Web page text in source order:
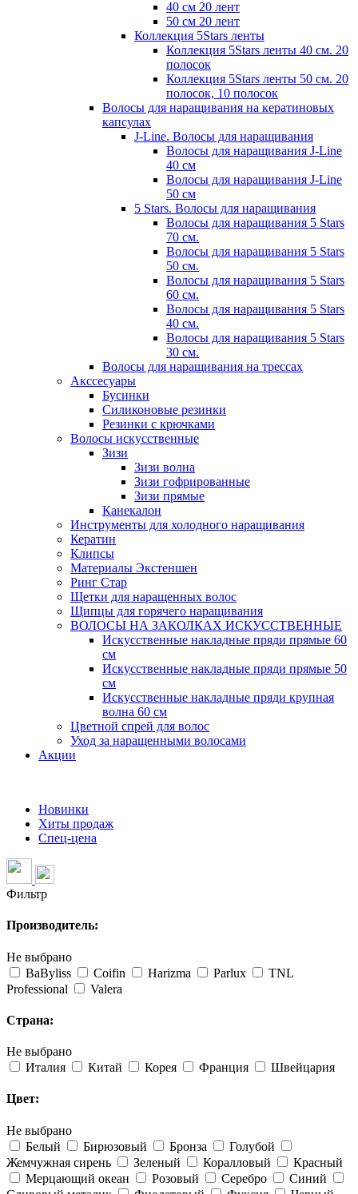
40 см 20 лент
50 см 20 лент
Коллекция 5Stars ленты
Коллекция 5Stars ленты 40 см. 20
полосок
Коллекция 5Stars ленты 50 см. 20
полосок, 10 полосок
Волосы для наращивания на кератиновых
капсулах
J-Line. Волосы для наращивания
Волосы для наращивания J-Line
40 см
Волосы для наращивания J-Line
50 см
5 Stars. Волосы для наращивания
Волосы для наращивания 5 Stars
70 см.
Волосы для наращивания 5 Stars
50 см.
Волосы для наращивания 5 Stars
60 см.
Волосы для наращивания 5 Stars
40 см.
Волосы для наращивания 5 Stars
30 см.
Волосы для наращивания на трессах
Акссесуары
Бусинки
Силиконовые резинки
Резинки с крючками
Волосы искусственные
Зизи
Зизи волна
Зизи гофрированные
Зизи прямые
Канекалон
Инструменты для холодного наращивания
Кератин
Клипсы
Материалы Экстеншен
Ринг Стар
Щетки для наращенных волос
Щипцы для горячего наращивания
ВОЛОСЫ НА ЗАКОЛКАХ ИСКУССТВЕННЫЕ
Искусственные накладные пряди прямые 60
см
Искусственные накладные пряди прямые 50
см
Искусственные накладные пряди крупная
волна 60 см
Цветной спрей для волос
Уход за наращенными волосами
Акции
Новинки
Хиты продаж
Спец-цена
Фильтр
Производитель:
Не выбрано
BaByliss
Coifin Harizma Parlux
TNL
Professional
Valera
Страна:
Не выбрано
Италия
Китай Корея Франция Швейцария
Цвет:
Не выбрано
Белый
Бирюзовый Бронза
Голубой
Жемчужная сирень
Зеленый Коралловый
Красный
Мерцающий океан
Розовый Серебро
Синий